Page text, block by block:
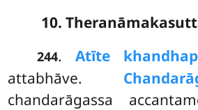
10.
244. Atīte
attabhāve.
chandarāgassa